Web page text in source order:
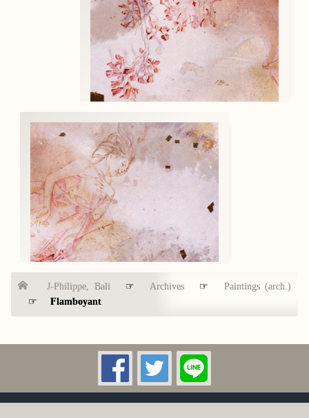
J-Philippe, Bali ☞ Archives ☞
Paintings (arch.)
☞
Flamboyant